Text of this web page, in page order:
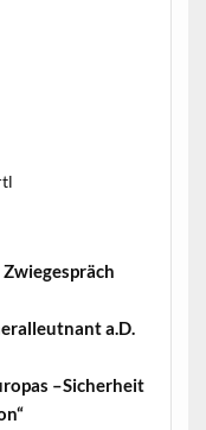
a.D.
–Sicher­heit